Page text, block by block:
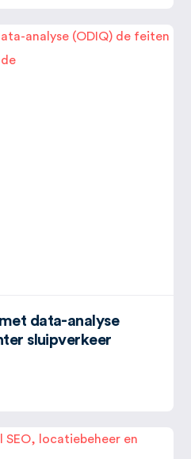
data-analyse
sluipverkeer